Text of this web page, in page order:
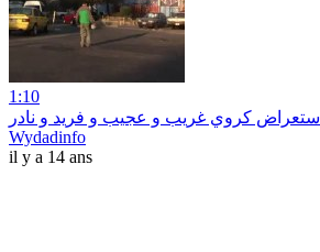
1:10
استعراض كروي غريب و عجيب و فريد و نادر
Wydadinfo
il y a 14 ans